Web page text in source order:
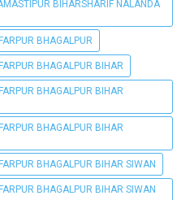
BIHARSHARIF NALANDA
BHAGALPUR
BHAGALPUR BIHAR
BHAGALPUR BIHAR
BHAGALPUR BIHAR
BHAGALPUR BIHAR SIWAN
BHAGALPUR BIHAR SIWAN